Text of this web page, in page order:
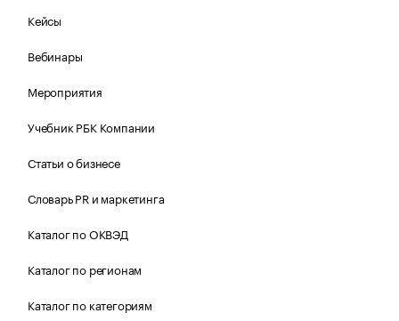
Кейсы
Вебинары
Мероприятия
Учебник РБК Компании
Статьи о бизнесе
Словарь PR и маркетинга
Каталог по ОКВЭД
Каталог по регионам
Каталог по категориям